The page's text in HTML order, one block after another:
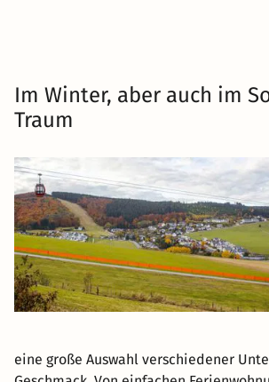
Im Winter, aber auch im
Traum
eine große Auswahl verschiedener